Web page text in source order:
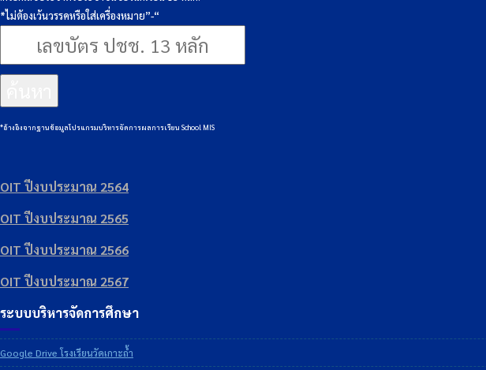
*ไม่ต้องเว้นวรรคหรือใส่เครื่องหมาย”-“
*อ้างอิงจากฐานข้อมูลโปรแกรมบริหารจัดการผลการเรียน School MIS
OIT ปีงบประมาณ 2564
OIT ปีงบประมาณ 2565
OIT ปีงบประมาณ 2566
OIT ปีงบประมาณ 2567
ระบบบริหารจัดการศึกษา
Google Drive โรงเรียนวัดเกาะถ้ำ